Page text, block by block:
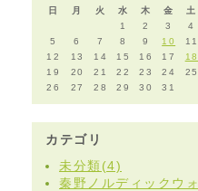
日 月 火 水 木 金
土
1
2 3
4
5
6 7 8 9 10
11
12
13 14 15 16 17
18
19
20 21 22 23 24
25
26
27 28 29 30 31
カテゴリ
未分類(4)
秦野ノルディックウォ